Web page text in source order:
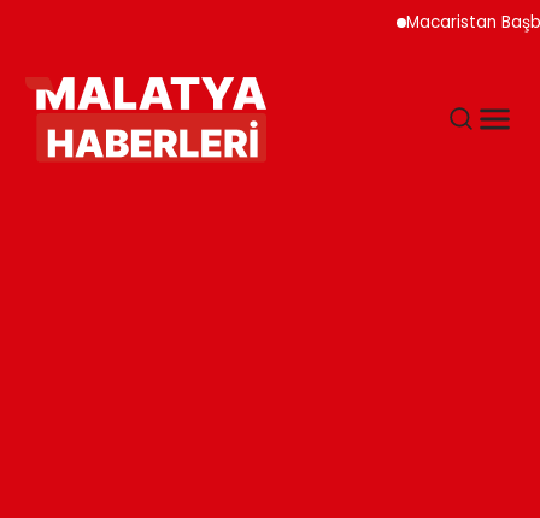
Macaristan